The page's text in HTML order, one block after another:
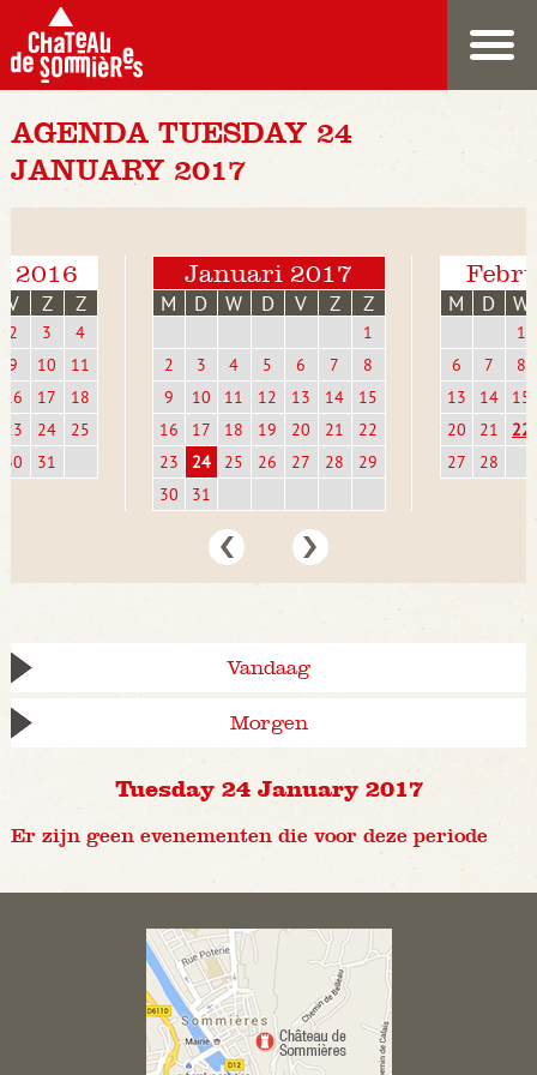
AGENDA TUESDAY 24
JANUARY 2017
2016
V Z Z
2 3
4
9
10
11
16
17
18
23
24
25
30
31
Januari 2017
M D W D V Z Z
1
2
3 4 5 6 7
8
9
10 11 12 13 14
15
16
17 18 19 20 21
22
23
24 25 26 27 28
29
30
31
M D W
1
6
7
8
13
14
15
20
21
22
27
28
Vandaag
Morgen
Tuesday 24 January 2017
Er zijn geen evenementen die voor deze periode